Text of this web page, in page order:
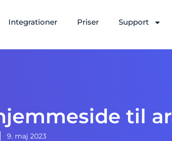
Integrationer Priser Support
til
9. maj 2023